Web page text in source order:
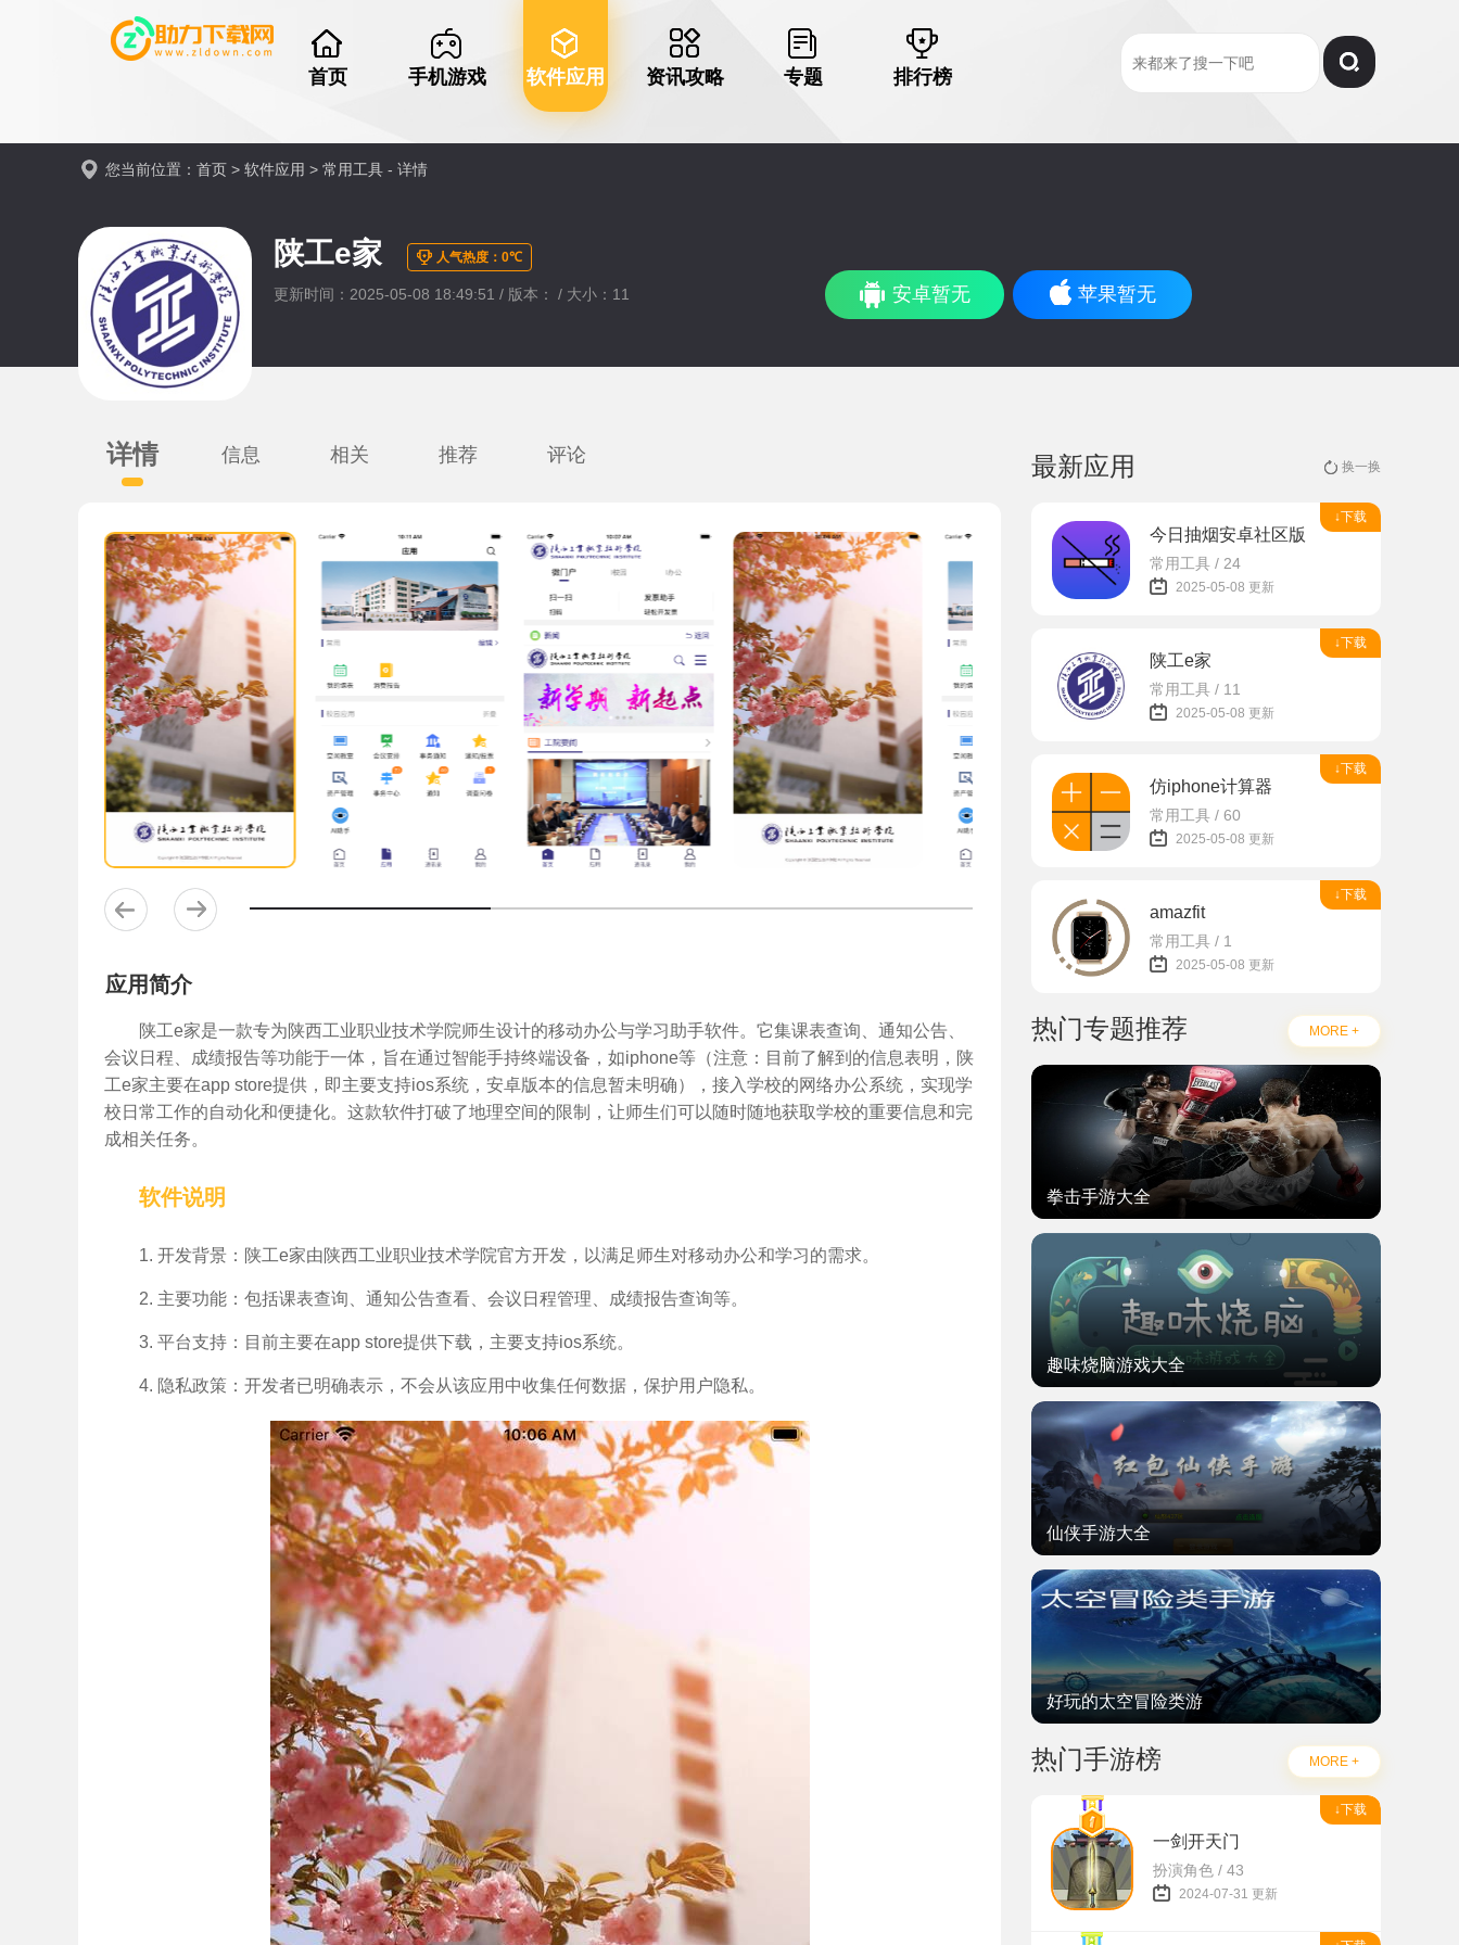
首页 手机游戏 软件应用 资讯攻略 专题 排行榜
您当前位置： 首页 > 软件应用 > 常用工具 - 详情
陕工e家 人气热度：0℃
更新时间：2025-05-08 18:49:51 / 版本： / 大小：11 安卓暂无 苹果暂无
详情 信息 相关 推荐 评论
应用简介
陕工e家是一款专为陕西工业职业技术学院师生设计的移动办公与学习助手软件。它集课表查询、通知公告、
会议日程、成绩报告等功能于一体，旨在通过智能手持终端设备，如iphone等（注意：目前了解到的信息表明，陕
工e家主要在app store提供，即主要支持ios系统，安卓版本的信息暂未明确），接入学校的网络办公系统，实现学
校日常工作的自动化和便捷化。这款软件打破了地理空间的限制，让师生们可以随时随地获取学校的重要信息和完
成相关任务。
软件说明
1. 开发背景：陕工e家由陕西工业职业技术学院官方开发，以满足师生对移动办公和学习的需求。
2. 主要功能：包括课表查询、通知公告查看、会议日程管理、成绩报告查询等。
3. 平台支持：目前主要在app store提供下载，主要支持ios系统。
4. 隐私政策：开发者已明确表示，不会从该应用中收集任何数据，保护用户隐私。
最新应用 换一换
↓下载
今日抽烟安卓社区版
常用工具 / 24
2025-05-08 更新
↓下载
陕工e家
常用工具 / 11
2025-05-08 更新
↓下载
仿iphone计算器
常用工具 / 60
2025-05-08 更新
↓下载
amazfit
常用工具 / 1
2025-05-08 更新
热门专题推荐 MORE +
拳击手游大全
趣味烧脑游戏大全
仙侠手游大全
好玩的太空冒险类游
热门手游榜 MORE +
↓下载
一剑开天门
扮演角色 / 43
2024-07-31 更新